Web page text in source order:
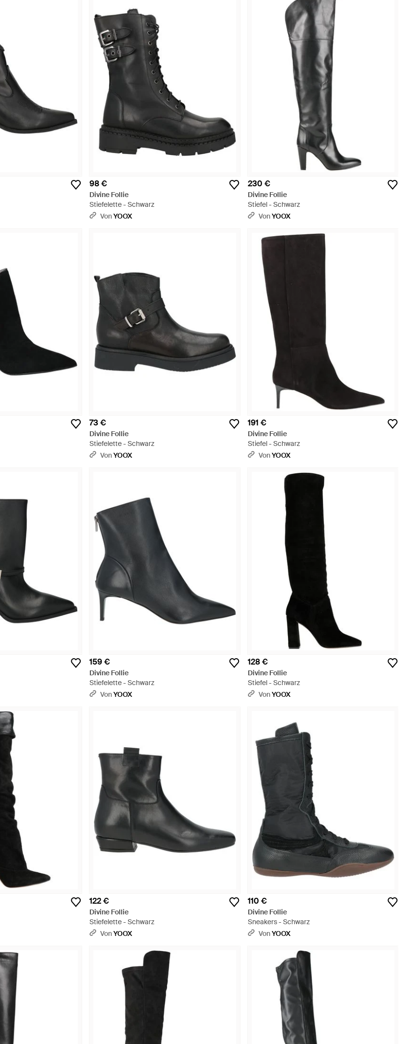
98 €
Divine Follie
Stiefelette - Schwarz
VonYOOX
230 €
Divine Follie
Stiefel - Schwarz
VonYOOX
73 €
Divine Follie
Stiefelette - Schwarz
VonYOOX
191 €
Divine Follie
Stiefel - Schwarz
VonYOOX
159 €
Divine Follie
Stiefelette - Schwarz
VonYOOX
128 €
Divine Follie
Stiefel - Schwarz
VonYOOX
122 €
Divine Follie
Stiefelette - Schwarz
VonYOOX
110 €
Divine Follie
Sneakers - Schwarz
VonYOOX